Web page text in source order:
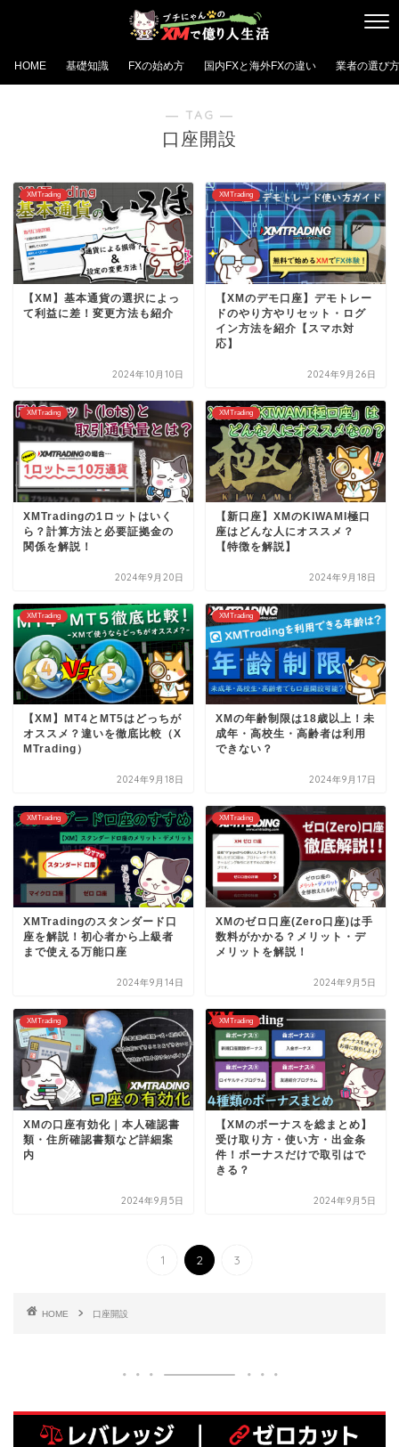
HOME 基礎知識 FXの始め方 国内FXと海外FXの違い 業者の選び方
― TAG ―
口座開設
XMTrading
【XM】基本通貨の選択によっ
て利益に差！変更方法も紹介
2024年10月10日
XMTrading
【XMのデモ口座】デモトレー
ドのやり方やリセット・ログ
イン方法を紹介【スマホ対
応】
2024年9月26日
XMTrading
XMTradingの1ロットはいく
ら？計算方法と必要証拠金の
関係を解説！
2024年9月20日
XMTrading
【新口座】XMのKIWAMI極口
座はどんな人にオススメ？
【特徴を解説】
2024年9月18日
XMTrading
【XM】MT4とMT5はどっちが
オススメ？違いを徹底比較（X
MTrading）
2024年9月18日
XMTrading
XMの年齢制限は18歳以上！未
成年・高校生・高齢者は利用
できない？
2024年9月17日
XMTrading
XMTradingのスタンダード口
座を解説！初心者から上級者
まで使える万能口座
2024年9月14日
XMTrading
XMのゼロ口座(Zero口座)は手
数料がかかる？メリット・デ
メリットを解説！
2024年9月5日
XMTrading
XMの口座有効化｜本人確認書
類・住所確認書類など詳細案
内
2024年9月5日
XMTrading
【XMのボーナスを総まとめ】
受け取り方・使い方・出金条
件！ボーナスだけで取引はで
きる？
2024年9月5日
1 2 3
HOME 口座開設